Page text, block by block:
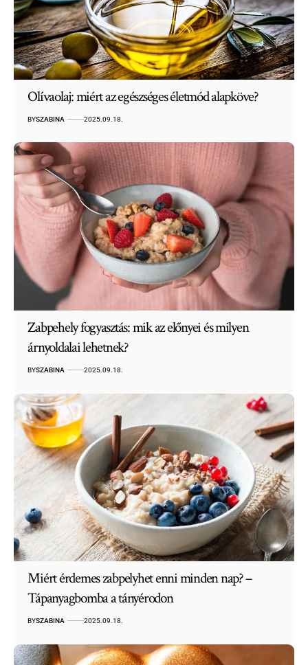
Olívaolaj: miért az egészséges életmód alapköve?
BYSZABINA 2025.09.18.
Zabpehely fogyasztás: mik az előnyei és milyen
árnyoldalai lehetnek?
BYSZABINA 2025.09.18.
Miért érdemes zabpelyhet enni minden nap? –
Tápanyagbomba a tányérodon
BYSZABINA 2025.09.18.